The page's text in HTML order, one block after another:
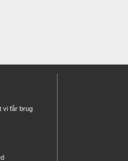
vi får brug